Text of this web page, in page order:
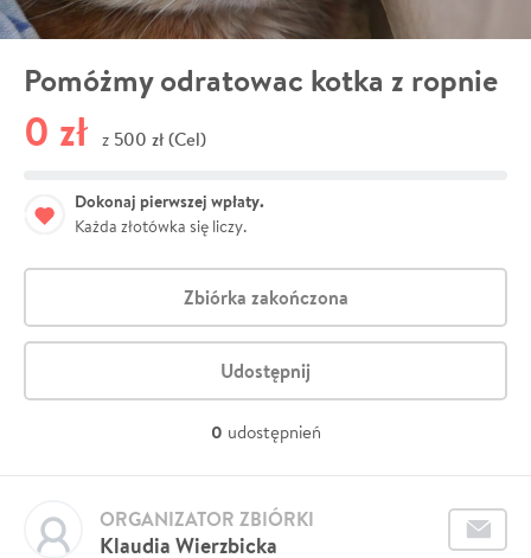
Pomóżmy odratowac kotka z ropnie
0 zł z 500 zł (Cel)
Dokonaj pierwszej wpłaty.
Każda złotówka się liczy.
Zbiórka zakończona
Udostępnij
0 udostępnień
Klaudia Wierzbicka
ORGANIZATOR ZBIÓRKI